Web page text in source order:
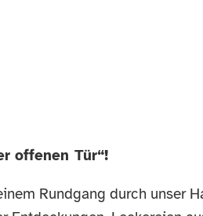
offenen Tür“!
Rundgang durch unser